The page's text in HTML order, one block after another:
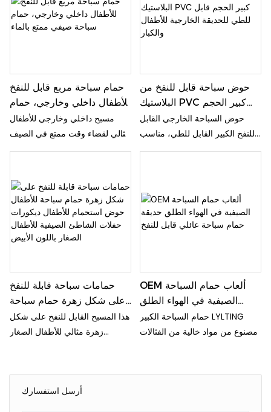
أرسل استفسارك
سيوفر ساعات لا نهاية لها من
المتعة لأطفالك الصغار.
حمام سباحة مربع قابل للنفخ
للأطفال داخلي وخارجي، حمام
سباحة صيفي ممتع بالماء
مسبح داخلي وخارجي للأطفال
مثالي لقضاء وقت ممتع في الصيف
تحت أشعة الشمس! مصنوع من
المربع مثالي للاسترخاء والاستمتاع
باللعب.
حوض سباحة قابل للنفخ من
البلاستيك PVC كبير الحجم
قابل للطي للحديقة الخارجية
للأطفال والكبار
حوض السباحة الخارجي القابل
للنفخ الكبير القابل للطي، مناسب
للأطفال والكبار، مصنوع من
وسهل التركيب يوفر ساعات من
الترفيه للأطفال والكبار على حد
سواء.
حمامات سباحة قابلة للنفخ
على شكل زهرة حمام سباحة
للأطفال حوض استحمام
للأطفال ديكورات حفلات
هذا المسبح القابل للنفخ على شكل
زهرة مثالي للأطفال الصغار
استحمام للأطفال أو كزينة مميزة
لحفلة شاطئية.
OEM ألعاب حمام السباحة
الصيفية في الهواء الطلق
حديقة حمام سباحة عائلي قابل
للنفخ
حمام السباحة الكبير LYLTING
مصنوع من مواد خالية من الفثالات
الموجودة في السوق، مما يقلل من